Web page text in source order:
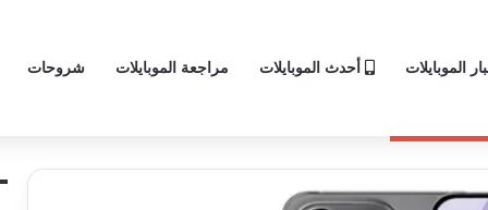
الموبايلات أحدث الموبايلات مراجعة الموبايلات شروحات